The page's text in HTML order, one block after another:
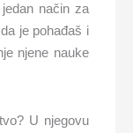
način za
je pohađaš i
njene nauke
U njegovu